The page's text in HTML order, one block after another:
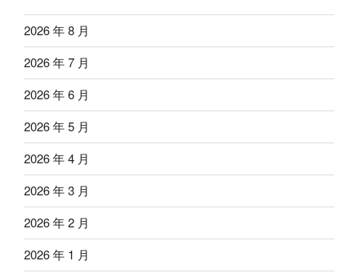
2026 年 8 月
2026 年 7 月
2026 年 6 月
2026 年 5 月
2026 年 4 月
2026 年 3 月
2026 年 2 月
2026 年 1 月